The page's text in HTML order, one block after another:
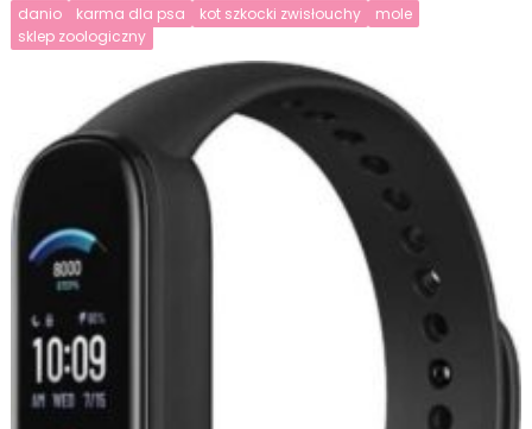
danio karma dla psa kot szkocki zwisłouchy
mole
sklep zoologiczny